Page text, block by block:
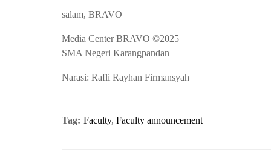
salam, BRAVO
Media Center BRAVO ©2025
SMA Negeri Karangpandan
Narasi: Rafli Rayhan Firmansyah
Tag: Faculty, Faculty announcement